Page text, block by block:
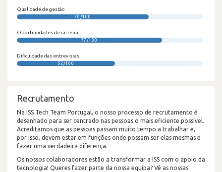
Qualidade de gestão
70/100
Oportunidades de carreira
77/100
Dificuldade das entrevistas
52/100
Recrutamento
Na ISS Tech Team Portugal, o nosso processo de recrutamento é
desenhado para ser centrado nas pessoas o mais eficiente possível.
Acreditamos que as pessoas passam muito tempo a trabalhar e,
por isso, devem estar em funções onde possam ser elas mesmas e
fazer uma verdadeira diferença.
Os nossos colaboradores estão a transformar a ISS com o apoio da
tecnologia! Queres fazer parte da nossa equipa? Vê as nossas